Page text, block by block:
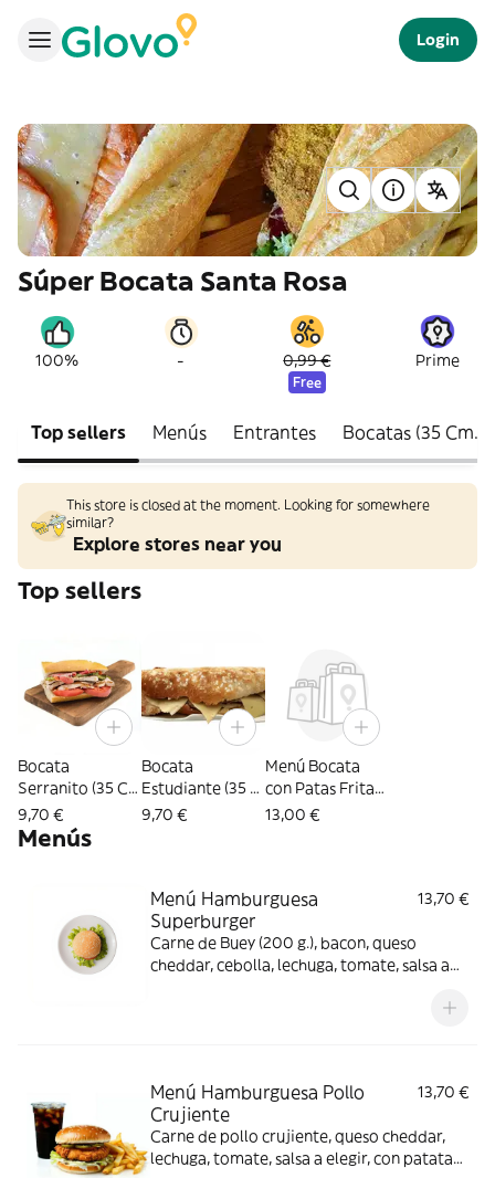
Login
Súper Bocata Santa Rosa
100% - 0,99 €
Free
Prime
Top sellers Menús Entrantes Bocatas (35 Cm.)
This store is closed at the moment. Looking for somewhere
similar?
Explore stores near you
Top sellers
Bocata
Serranito (35 C
m.)
9,70 €
Bocata
Estudiante (35 C
m.)
9,70 €
Menú Bocata
con Patas Fritas
y Bebida
13,00 €
Menús
Menú Hamburguesa
Superburger
13,70 €
Carne de Buey (200 g.), bacon, queso
cheddar, cebolla, lechuga, tomate, salsa a
Menú Hamburguesa Pollo
Crujiente
13,70 €
Carne de pollo crujiente, queso cheddar,
lechuga, tomate, salsa a elegir, con patatas